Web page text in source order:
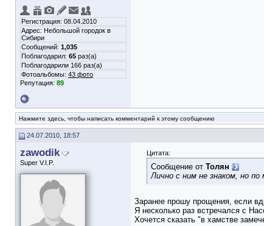
Регистрация: 08.04.2010
Адрес: Небольшой городок в
Сибири
Сообщений: 1,035
Поблагодарил: 65 раз(а)
Поблагодарили 166 раз(а)
Фотоальбомы: 43 фото
Репутация: 89
Нажмите здесь, чтобы написать комментарий к этому сообщению
24.07.2010, 18:57
zawodik
Super V.I.P.
Цитата:
Сообщение от Толян
Лично с ним не знаком, но по
Заранее прошу прощения, если
Я несколько раз встречался с
Хочется сказать "в хамстве